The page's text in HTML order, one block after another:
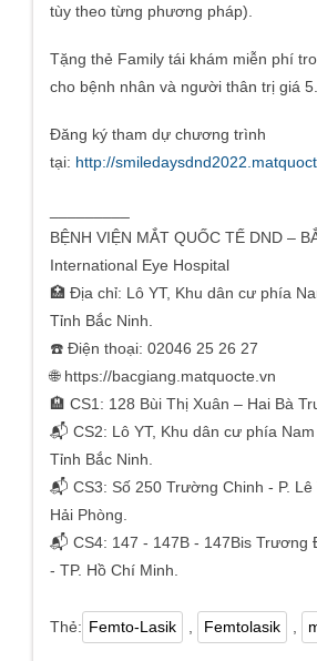
tùy theo từng phương pháp).
Tặng thẻ Family tái khám miễn phí
cho bệnh nhân và người thân trị giá
Đăng ký tham dự chương trình
tại: http://
BỆNH VIỆN MẮT QUỐC TẾ DND –
International Eye Hospital
🏥 Địa chỉ: Lô YT, Khu dân cư phía
Tỉnh Bắc Ninh.
☎️ Điện thoại: 02046 25 26 27
🌐 https://bacgiang.matquocte.vn
🏨 CS1: 128 Bùi Thị Xuân – Hai Bà
📬 CS2: Lô YT, Khu dân cư phía Nam
Tỉnh Bắc Ninh.
📬 CS3: Số 250 Trường Chinh - P. Lê
Hải Phòng.
📬 CS4: 147 - 147B - 147Bis Trương
- TP. Hồ Chí Minh.
Thẻ: Femto-Lasik Femtolasik